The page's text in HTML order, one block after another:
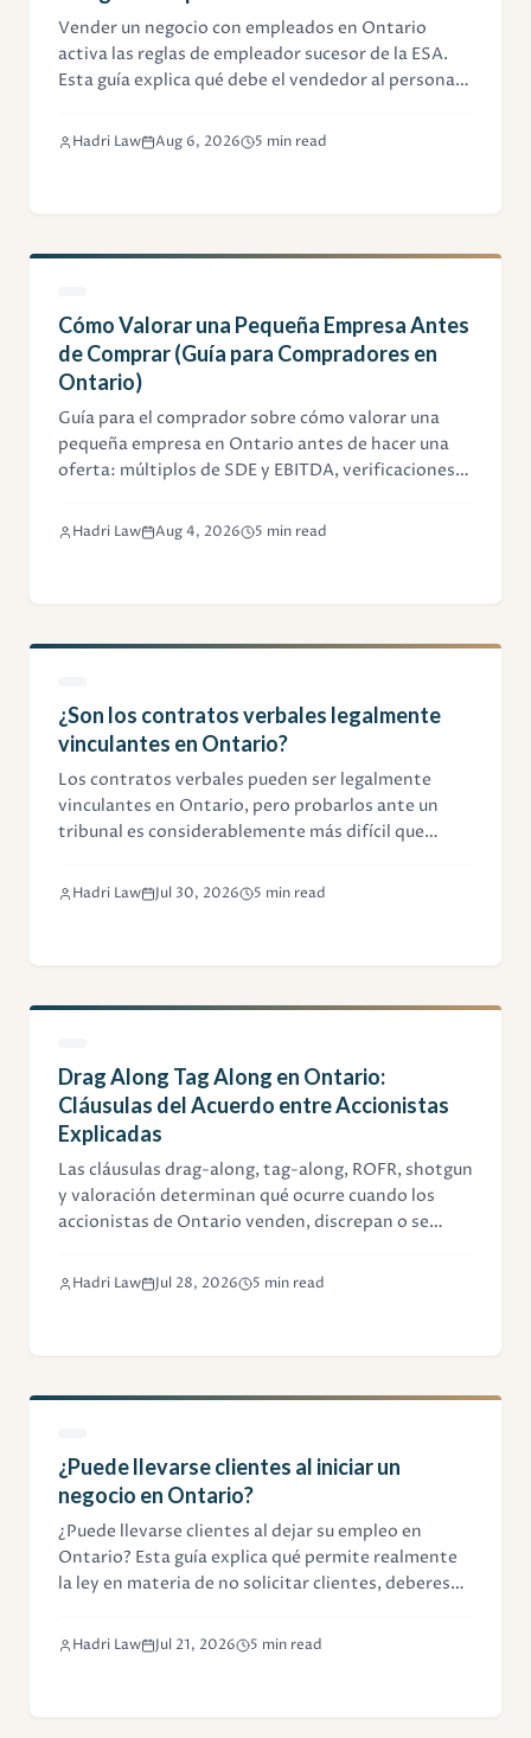
Vender un negocio con empleados en Ontario
activa las reglas de empleador sucesor de la ESA.
Esta guía explica qué debe el vendedor al personal y
Hadri Law Aug 6, 2026 5 min read
Cómo Valorar una Pequeña Empresa Antes
de Comprar (Guía para Compradores en
Ontario)
Guía para el comprador sobre cómo valorar una
pequeña empresa en Ontario antes de hacer una
oferta: múltiplos de SDE y EBITDA, verificaciones
legal.
Hadri Law Aug 4, 2026 5 min read
¿Son los contratos verbales legalmente
vinculantes en Ontario?
Los contratos verbales pueden ser legalmente
vinculantes en Ontario, pero probarlos ante un
tribunal es considerablemente más difícil que
cuándo los acuerdos orales tienen validez, y cuándo
Hadri Law Jul 30, 2026 5 min read
Drag Along Tag Along en Ontario:
Cláusulas del Acuerdo entre Accionistas
Explicadas
Las cláusulas drag-along, tag-along, ROFR, shotgun
y valoración determinan qué ocurre cuando los
accionistas de Ontario venden, discrepan o se
numéricos.
Hadri Law Jul 28, 2026 5 min read
¿Puede llevarse clientes al iniciar un
negocio en Ontario?
¿Puede llevarse clientes al dejar su empleo en
Ontario? Esta guía explica qué permite realmente
la ley en materia de no solicitar clientes, deberes
competidor.
Hadri Law Jul 21, 2026 5 min read